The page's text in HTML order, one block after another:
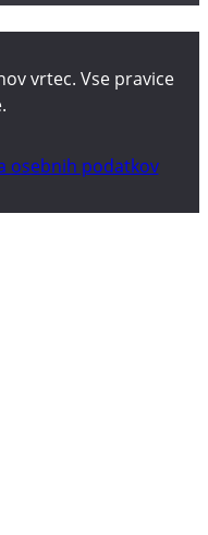
vrtec. Vse pravice
osebnih podatkov